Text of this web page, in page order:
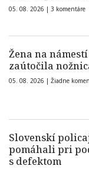
05. 08. 2026 | 3 komentáre
Žena na
zaútočila
05. 08. 2026 | Žiadne
Slovenskí
pomáhali pri
s defektom